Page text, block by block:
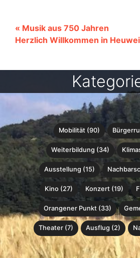
« Musik aus 750 Jahren
Herzlich Willkommen in
Mobilität (90)
Weiterbildung (34)
Ausstellung (15)
Kino (27) Konzert (19)
Orangener Punkt (33)
Theater (7) Ausflug (2)